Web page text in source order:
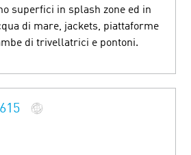
superfici in splash zone ed in
di mare, jackets, piattaforme
di trivellatrici e pontoni.